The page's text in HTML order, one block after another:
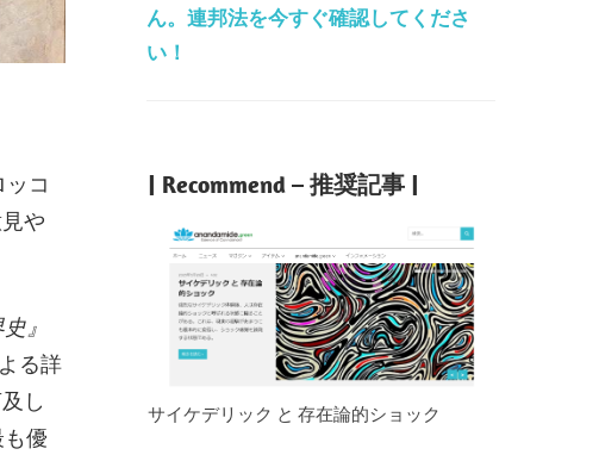
コ
や
』
る詳
し
優
ん。連邦法を今すぐ確認してくださ
い！
| Recommend – 推奨記事 |
サイケデリック と 存在論的ショック